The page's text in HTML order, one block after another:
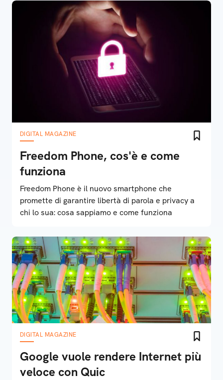
DIGITAL MAGAZINE
Freedom Phone, cos'è e come
funziona
Freedom Phone è il nuovo smartphone che
promette di garantire libertà di parola e privacy a
chi lo sua: cosa sappiamo e come funziona
DIGITAL MAGAZINE
Google vuole rendere Internet più
veloce con Quic